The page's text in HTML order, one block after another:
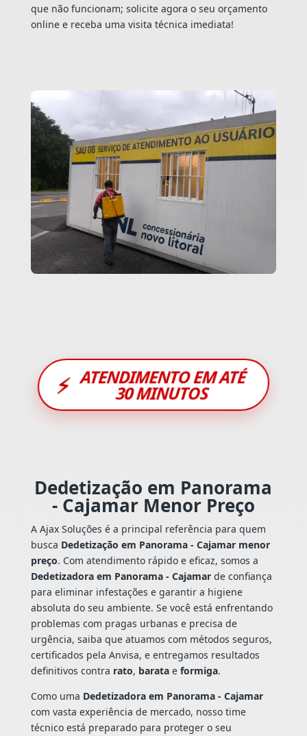
que não funcionam; solicite agora o seu orçamento
online e receba uma visita técnica imediata!
⚡ ATENDIMENTO EM ATÉ
30 MINUTOS
Dedetização em Panorama
- Cajamar Menor Preço
A Ajax Soluções é a principal referência para quem
busca Dedetização em Panorama - Cajamar menor
preço. Com atendimento rápido e eficaz, somos a
Dedetizadora em Panorama - Cajamarde confiança
para eliminar infestações e garantir a higiene
absoluta do seu ambiente. Se você está enfrentando
problemas com pragas urbanas e precisa de
urgência, saiba que atuamos com métodos seguros,
certificados pela Anvisa, e entregamos resultados
definitivos contra rato, baratae formiga.
Como uma Dedetizadora em Panorama - Cajamar
com vasta experiência de mercado, nosso time
técnico está preparado para proteger o seu